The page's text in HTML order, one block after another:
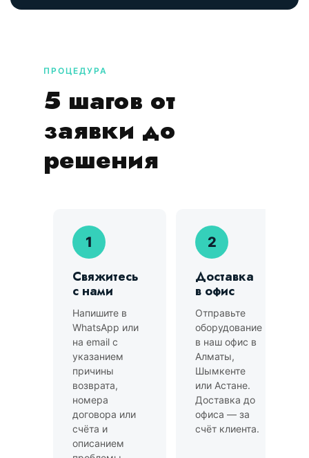
ПРОЦЕДУРА
5 шагов от
заявки до
решения
1
Свяжитесь
с нами
Напишите в
WhatsApp или
на email с
указанием
причины
возврата,
номера
договора или
счёта и
описанием
2
Доставка
в офис
Отправьте
оборудование
в наш офис в
Алматы,
Шымкенте
или Астане.
Доставка до
офиса — за
счёт клиента.